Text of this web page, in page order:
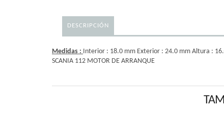
DESCRIPCIÓN
Medidas : Interior : 18.0 mm Exterior : 24.0 mm Altura :
SCANIA 112 MOTOR DE ARRANQUE